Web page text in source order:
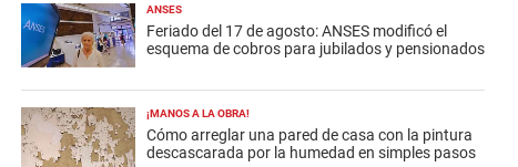
ANSES
Feriado del 17 de agosto: ANSES modificó el
esquema de cobros para jubilados y pensionados
¡MANOS A LA OBRA!
Cómo arreglar una pared de casa con la pintura
descascarada por la humedad en simples pasos